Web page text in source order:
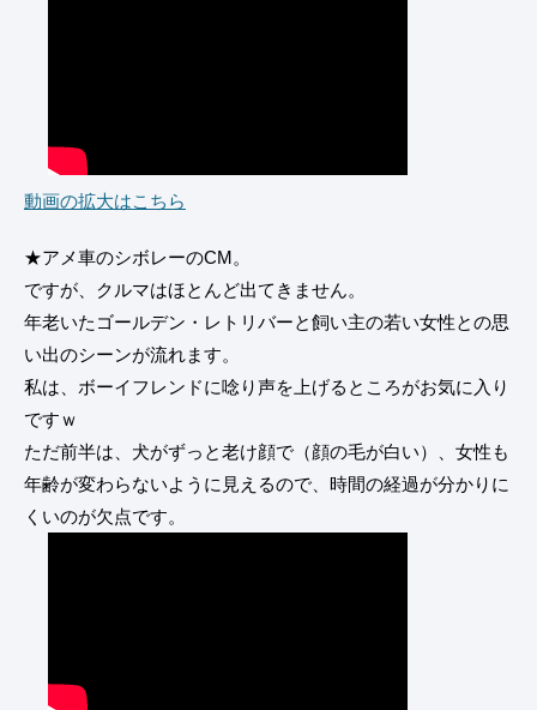
動画の拡大はこちら
★アメ車のシボレーのCM。
ですが、クルマはほとんど出てきません。
年老いたゴールデン・レトリバーと飼い主の若い女性との思
い出のシーンが流れます。
私は、ボーイフレンドに唸り声を上げるところがお気に入り
ですｗ
ただ前半は、犬がずっと老け顔で（顔の毛が白い）、女性も
年齢が変わらないように見えるので、時間の経過が分かりに
くいのが欠点です。